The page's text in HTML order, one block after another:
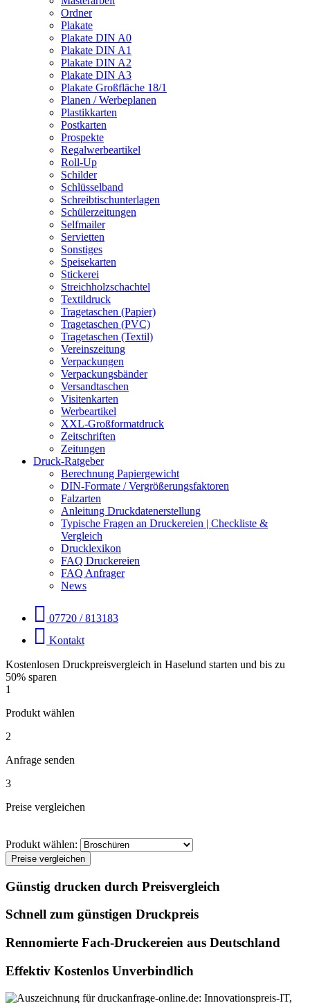
Ordner
Plakate
Plakate DIN A0
Plakate DIN A1
Plakate DIN A2
Plakate DIN A3
Plakate Großfläche 18/1
Planen / Werbeplanen
Plastikkarten
Postkarten
Prospekte
Regalwerbeartikel
Roll-Up
Schilder
Schlüsselband
Schreibtischunterlagen
Schülerzeitungen
Selfmailer
Servietten
Sonstiges
Speisekarten
Stickerei
Streichholzschachtel
Textildruck
Tragetaschen (Papier)
Tragetaschen (PVC)
Tragetaschen (Textil)
Vereinszeitung
Verpackungen
Verpackungsbänder
Versandtaschen
Visitenkarten
Werbeartikel
XXL-Großformatdruck
Zeitschriften
Zeitungen
Druck-Ratgeber
Berechnung Papiergewicht
DIN-Formate / Vergrößerungsfaktoren
Falzarten
Anleitung Druckdatenerstellung
Typische Fragen an Druckereien | Checkliste &
Vergleich
Drucklexikon
FAQ Druckereien
FAQ Anfrager
News
07720 / 813183
Kontakt
Kostenlosen Druckpreisvergleich in Haselund starten und bis zu
50% sparen
1
Produkt wählen
2
Anfrage senden
3
Preise vergleichen
Produkt wählen:
Preise vergleichen
Günstig drucken durch Preisvergleich
Schnell zum günstigen Druckpreis
Rennomierte Fach-Druckereien aus Deutschland
Effektiv Kostenlos Unverbindlich